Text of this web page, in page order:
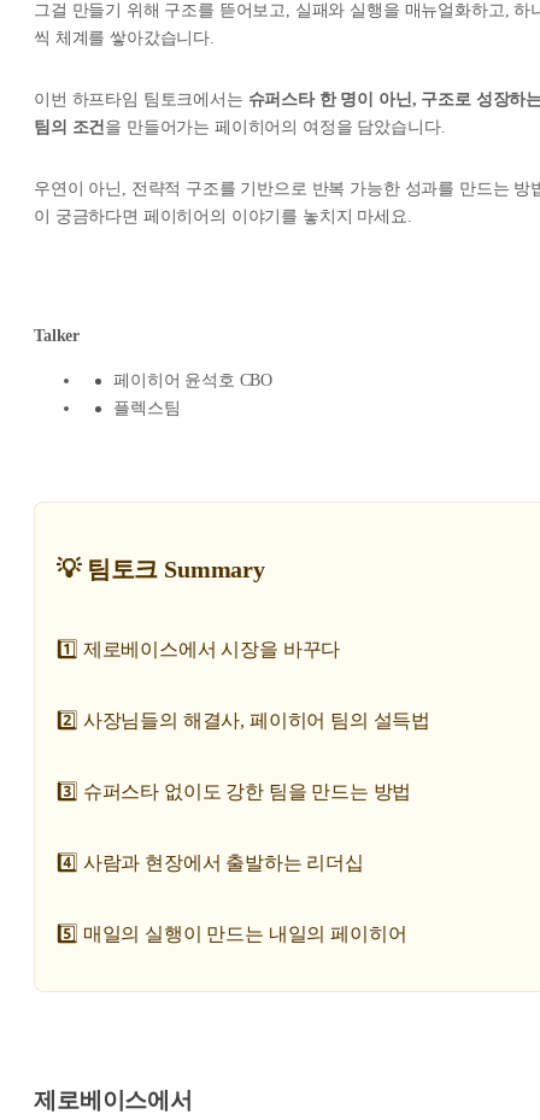
그걸 만들기 위해 구조를 뜯어보고, 실패와 실행을 매뉴얼화하고, 하
씩 체계를 쌓아갔습니다.
이번 하프타임 팀토크에서는 슈퍼스타 한 명이 아닌, 구조로 성장하
팀의 조건을 만들어가는 페이히어의 여정을 담았습니다.
우연이 아닌, 전략적 구조를 기반으로 반복 가능한 성과를 만드는 방
이 궁금하다면 페이히어의 이야기를 놓치지 마세요.
Talker
페이히어 윤석호 CBO
플렉스팀
💡 팀토크 Summary
1️⃣ 제로베이스에서 시장을 바꾸다
2️⃣ 사장님들의 해결사, 페이히어 팀의 설득법
3️⃣ 슈퍼스타 없이도 강한 팀을 만드는 방법
4️⃣ 사람과 현장에서 출발하는 리더십
5️⃣ 매일의 실행이 만드는 내일의 페이히어
제로베이스에서